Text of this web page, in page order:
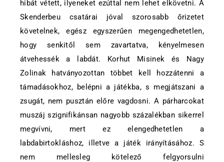
hibát vétett, ilyeneket ezúttal nem lehet elkövetni. A
Skenderbeu csatárai jóval szorosabb őrizetet
követelnek, egész egyszerűen megengedhetetlen,
hogy senkitől sem zavartatva, kényelmesen
átvehessék a labdát. Korhut Misinek és Nagy
Zolinak hatványozottan többet kell hozzátenni a
támadásokhoz, belépni a játékba, s megjátszani a
zsugát, nem pusztán előre vagdosni. A párharcokat
muszáj szignifikánsan nagyobb százalékban sikerrel
megvívni, mert ez elengedhetetlen a
labdabirtokláshoz, illetve a játék irányításához. S
nem mellesleg kötelező felgyorsulni